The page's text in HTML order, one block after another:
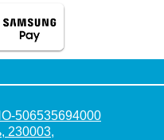
506535694000
230003,